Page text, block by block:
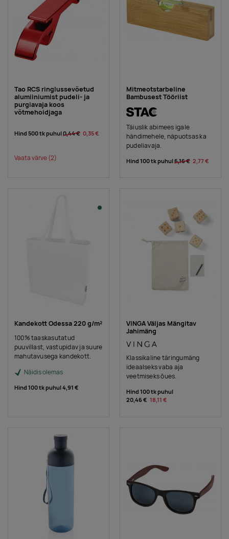
Tao RCS ringlussevõetud
alumiiniumist pudeli- ja
purgiavaja koos
võtmehoidjaga
Hind 500 tk puhul0,44 € 0,35 €
Vaata värve(2)
Mitmeotstarbeline
Bambusest Tööriist
Täiuslik abimees igale
händimehele, näpuotsas ka
pudeliavaja.
Hind 100 tk puhul6,16 € 2,77 €
Kandekott Odessa 220 g/m²
100% taaskasutatud
puuvillast, vastupidav ja suure
mahutavusega kandekott.
Näidis olemas
Hind 100 tk puhul4,91 €
VINGA Väljas Mängitav
Jahimäng
Klassikaline täringumäng
ideaalseks vaba aja
veetmiseks õues.
Hind 100 tk puhul
20,46 € 18,11 €